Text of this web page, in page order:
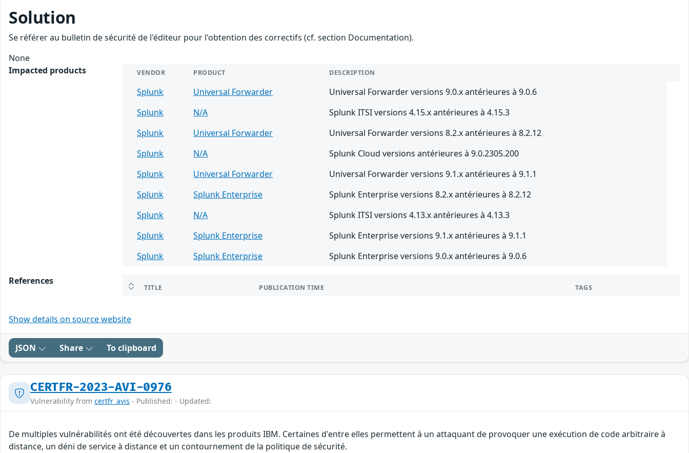
Solution
Se référer au bulletin de sécurité de l'éditeur pour l'obtention des correctifs (cf. section Documentation).
None
Impacted products
VENDOR PRODUCT DESCRIPTION
Splunk Universal Forwarder
Universal Forwarder versions 9.0.x antérieures à 9.0.6
Splunk
N/A
Splunk ITSI versions 4.15.x antérieures à 4.15.3
Splunk
Universal Forwarder
Universal Forwarder versions 8.2.x antérieures à 8.2.12
Splunk
N/A
Splunk Cloud versions antérieures à 9.0.2305.200
Splunk
Universal Forwarder
Universal Forwarder versions 9.1.x antérieures à 9.1.1
Splunk
Splunk Enterprise
Splunk Enterprise versions 8.2.x antérieures à 8.2.12
Splunk
N/A
Splunk ITSI versions 4.13.x antérieures à 4.13.3
Splunk
Splunk Enterprise
Splunk Enterprise versions 9.1.x antérieures à 9.1.1
Splunk
Splunk Enterprise Splunk Enterprise versions 9.0.x antérieures à 9.0.6
References
TITLE PUBLICATION TIME TAGS
Show details on source website
JSON Share To clipboard
CERTFR-2023-AVI-0976
Vulnerability from certfr_avis - Published: - Updated:
De multiples vulnérabilités ont été découvertes dans les produits IBM. Certaines d'entre elles permettent à un attaquant de provoquer une exécution de code arbitraire à
distance, un déni de service à distance et un contournement de la politique de sécurité.